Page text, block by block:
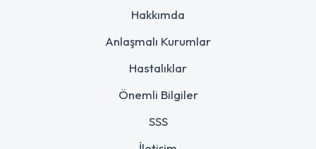
Hakkımda
Anlaşmalı Kurumlar
Hastalıklar
Önemli Bilgiler
SSS